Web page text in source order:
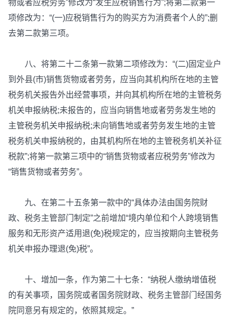
物或者应税劳务”修改为“发生应税销售行为”;将第二款第一
项修改为：“(一)应税销售行为的购买方为消费者个人的”;删
去第二款第三项。
八、将第二十二条第一款第二项修改为：“(二)固定业户
到外县(市)销售货物或者劳务，应当向其机构所在地的主管
税务机关报告外出经营事项，并向其机构所在地的主管税务
机关申报纳税;未报告的，应当向销售地或者劳务发生地的
主管税务机关申报纳税;未向销售地或者劳务发生地的主管
税务机关申报纳税的，由其机构所在地的主管税务机关补征
税款”;将第一款第三项中的“销售货物或者应税劳务”修改为
“销售货物或者劳务”。
九、在第二十五条第一款中的“具体办法由国务院财
政、税务主管部门制定”之前增加“境内单位和个人跨境销售
服务和无形资产适用退(免)税规定的，应当按期向主管税务
机关申报办理退(免)税”。
十、增加一条，作为第二十七条：“纳税人缴纳增值税
的有关事项，国务院或者国务院财政、税务主管部门经国务
院同意另有规定的，依照其规定。”